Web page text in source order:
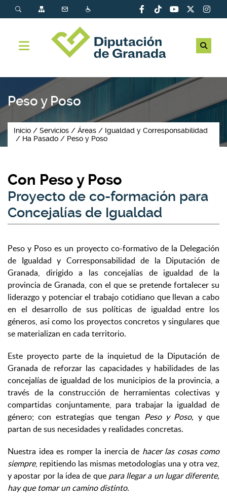
Peso y Poso
Inicio Servicios Áreas
Igualdad y Corresponsabilidad
Ha Pasado
Peso y Poso
Con Peso y Poso
Proyecto de co-formación para
Concejalías de Igualdad
Peso y Poso es un proyecto co-formativo de la Delegación
de Igualdad y Corresponsabilidad de la Diputación de
Granada, dirigido a las concejalías de igualdad de la
provincia de Granada, con el que se pretende fortalecer su
liderazgo y potenciar el trabajo cotidiano que llevan a cabo
en el desarrollo de sus políticas de igualdad entre los
géneros, asi como los proyectos concretos y singulares que
se materializan en cada territorio.
Este proyecto parte de la inquietud de la Diputación de
Granada de reforzar las capacidades y habilidades de las
concejalías de igualdad de los municipios de la provincia, a
través de la construcción de herramientas colectivas y
compartidas conjuntamente, para trabajar la igualdad de
género; con estrategias que tengan Peso y Poso, y que
partan de sus necesidades y realidades concretas.
Nuestra idea es romper la inercia de hacer las cosas como
siempre, repitiendo las mismas metodologías una y otra vez,
y apostar por la idea de que para llegar a un lugar diferente,
hay que tomar un camino distinto.